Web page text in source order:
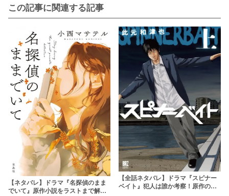
この記事に関連する記事
【ネタバレ】ドラマ『名探偵のまま
でいて』原作小説をラストまで解
【全話ネタバレ】ドラマ『スピナー
ベイト』犯人は誰か考察！原作の結